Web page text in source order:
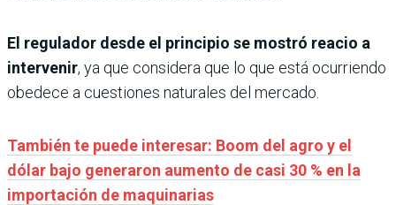
El regulador desde el principio se mostró reacio a
intervenir, ya que considera que lo que está ocurriendo
obedece a cuestiones naturales del mercado.
También te puede interesar: Boom del agro y el
dólar bajo generaron aumento de casi 30 % en la
importación de maquinarias